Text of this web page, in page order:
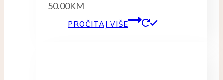
50.00KM
PROČITAJ VIŠE